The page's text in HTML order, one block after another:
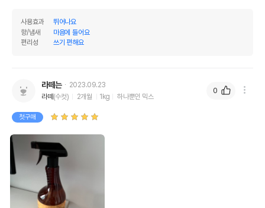
사용효과
뛰어나요
향/냄새
마음에 들어요
편리성
쓰기 편해요
라떼는
2023.09.23
라떼(수컷) 2개월 1kg 하나뿐인 믹스
첫구매
0